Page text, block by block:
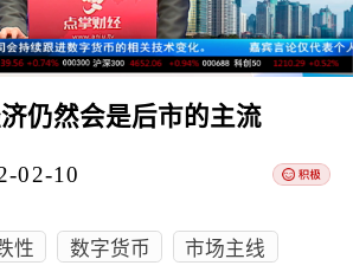
仍然会是后市的主流
02-10
性 数字货币
市场主线